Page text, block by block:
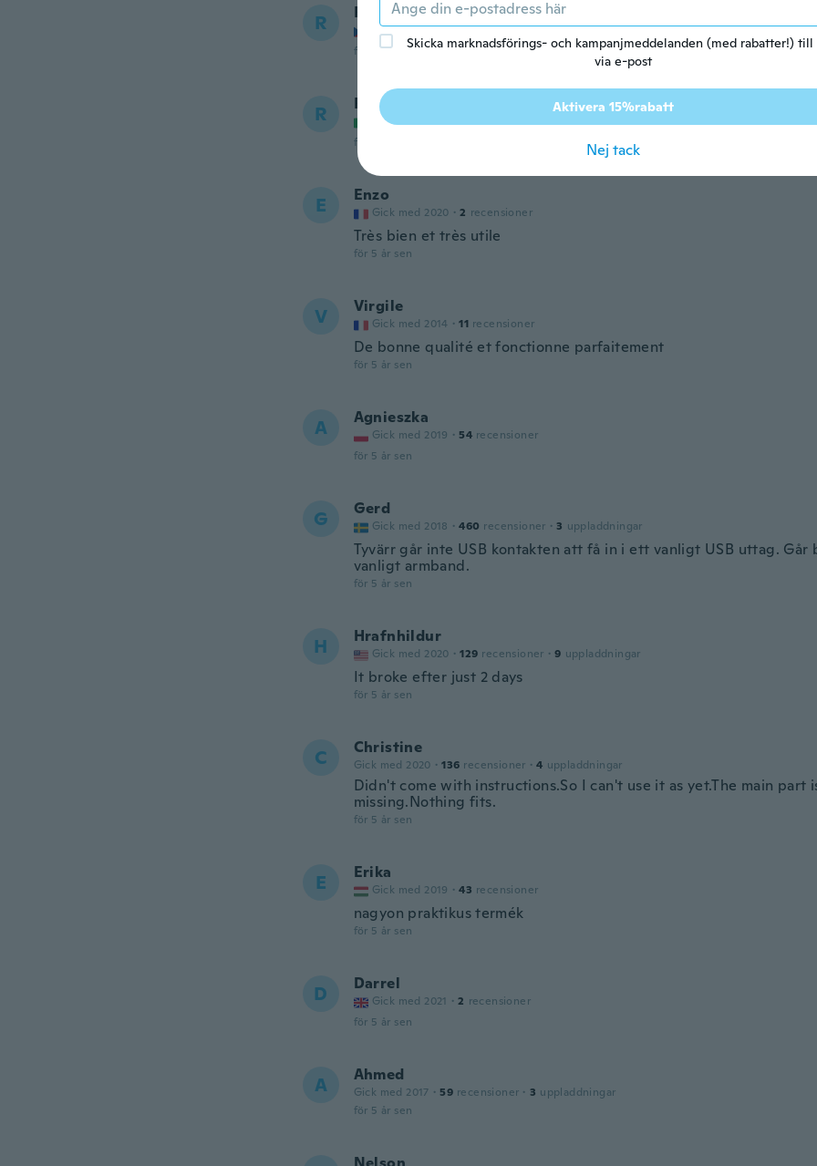
R Radhy
Gick med 2017 · 75 recensioner · 16 uppladdningar
för 4 år sen
R Rosario
Gick med 2014
för 4 år sen
E Enzo
Gick med 2020 · 2 recensioner
Très bien et très utile
för 5 år sen
V Virgile
Gick med 2014 · 11 recensioner
De bonne qualité et fonctionne parfaitement
för 5 år sen
A Agnieszka
Gick med 2019 · 54 recensioner
för 5 år sen
G Gerd
Gick med 2018 · 460 recensioner · 3 uppladdningar
Tyvärr går inte USB kontakten att få in i ett vanligt USB uttag. Går
vanligt armband.
för 5 år sen
H Hrafnhildur
Gick med 2020 · 129 recensioner · 9 uppladdningar
It broke efter just 2 days
för 5 år sen
C Christine
Gick med 2020 · 136 recensioner · 4 uppladdningar
Didn't come with instructions.So I can't use it as yet.The main part
missing.Nothing fits.
för 5 år sen
E Erika
Gick med 2019 · 43 recensioner
nagyon praktikus termék
för 5 år sen
D Darrel
Gick med 2021 · 2 recensioner
för 5 år sen
A Ahmed
Gick med 2017 · 59 recensioner · 3 uppladdningar
för 5 år sen
Skicka marknadsförings- och kampanjmeddelanden (med rabatter!)
via e-post
Aktivera 15%rabatt
Nej tack